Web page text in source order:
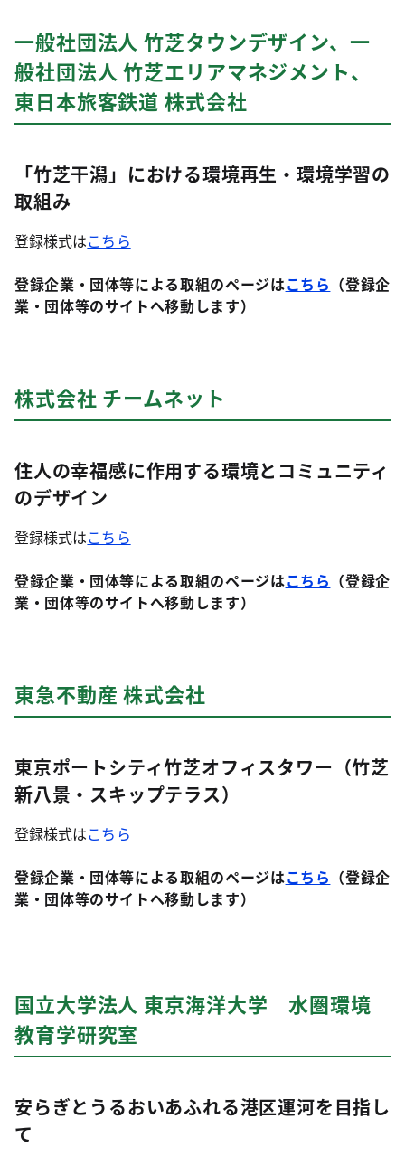
一般社団法人 竹芝タウンデザイン、一
般社団法人 竹芝エリアマネジメント、
東日本旅客鉄道 株式会社
「竹芝干潟」における環境再生・環境学習の
取組み
登録様式はこちら
登録企業・団体等による取組のページはこちら （登録企
業・団体等のサイトへ移動します）
株式会社 チームネット
住人の幸福感に作用する環境とコミュニティ
のデザイン
登録様式はこちら
登録企業・団体等による取組のページはこちら （登録企
業・団体等のサイトへ移動します）
東急不動産 株式会社
東京ポートシティ竹芝オフィスタワー（竹芝
新八景・スキップテラス）
登録様式はこちら
登録企業・団体等による取組のページはこちら （登録企
業・団体等のサイトへ移動します）
国立大学法人 東京海洋大学 水圏環境
教育学研究室
安らぎとうるおいあふれる港区運河を目指し
て